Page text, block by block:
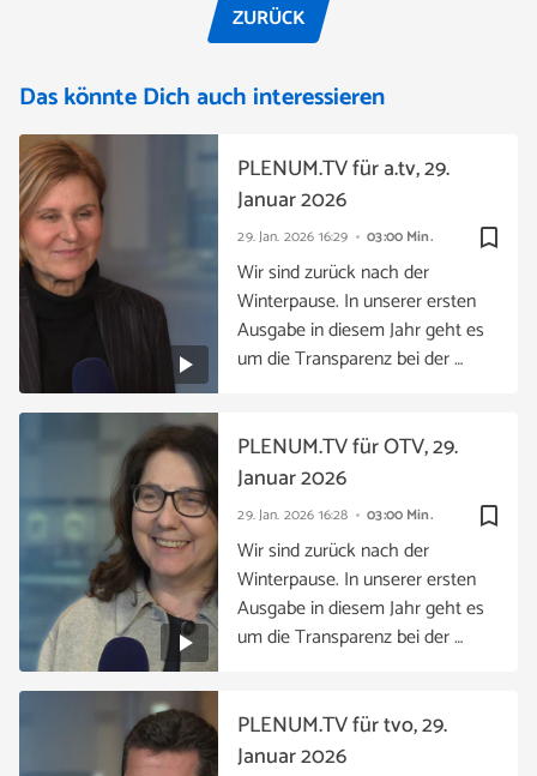
ZURÜCK
Das könnte Dich auch interessieren
bookmark_border
29. Jan. 2026 16:29 03:00 Min.
PLENUM.TV für a.tv, 29.
Januar 2026
Wir sind zurück nach der
Winterpause. In unserer ersten
Ausgabe in diesem Jahr geht es
um die Transparenz bei der …
bookmark_border
29. Jan. 2026 16:28 03:00 Min.
PLENUM.TV für OTV, 29.
Januar 2026
Wir sind zurück nach der
Winterpause. In unserer ersten
Ausgabe in diesem Jahr geht es
um die Transparenz bei der …
PLENUM.TV für tvo, 29.
Januar 2026